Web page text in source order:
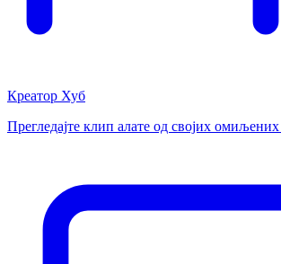
Креатор Хуб
Прегледајте клип алате од својих омиљених